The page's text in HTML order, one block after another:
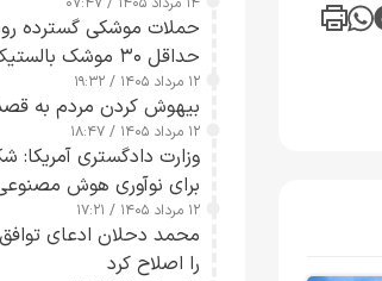
حملات موشکی گسترده
حداقل ۳۰ موشک بالستیک+ ویدیو
۱۲ مرداد ۱۴۰۵ / ۱۹:۳۲
بیهوش کردن مردم به
۱۲ مرداد ۱۴۰۵ / ۱۸:۴۷
برای نوآوری هوش
۱۲ مرداد ۱۴۰۵ / ۱۷:۲۱
محمد دحلان ادعای
را اصلاح کرد